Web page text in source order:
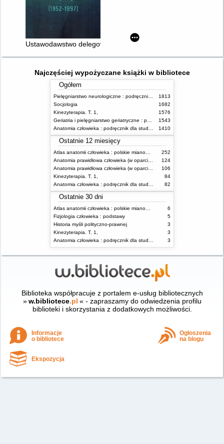
Ustawodawstwo delegowane w polskich konstytucjach (1952-
Najczęściej wypożyczane książki w bibliotece
Ogółem
1813
Socjologia
1682
Kinezyterapia. T. 1,
1576
1543
1410
Ostatnie 12 miesięcy
252
124
106
Kinezyterapia. T. 1,
84
82
Ostatnie 30 dni
6
Fizjologia człowieka : podstawy
5
Historia myśli polityczno-prawnej
3
Kinezyterapia. T. 1,
3
3
Biblioteka współpracuje z portalem e-usług bibliotecznych
» w.bibliotece.pl « - zapraszamy do odwiedzenia profilu
biblioteki i skorzystania z dodatkowych możliwości.
Informacje
o bibliotece
Ogłoszenia
na blogu
Ekspozycja